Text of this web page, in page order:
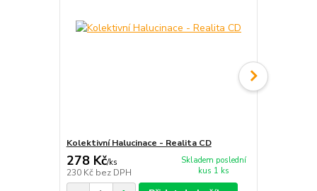
Kolektivní Halucinace - Realita CD
278 Kč/ks
230 Kč bez DPH
Skladem poslední
kus 1 ks